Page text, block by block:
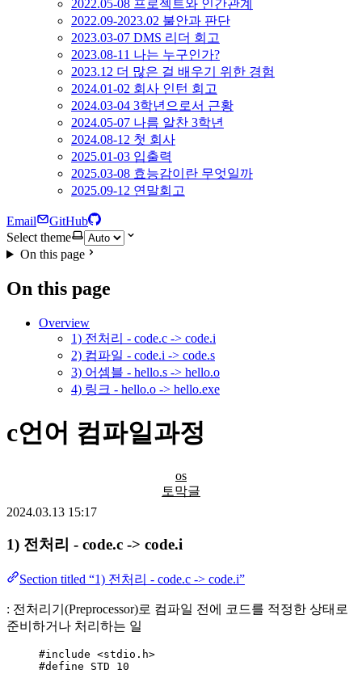
2022.05-08 프로젝트와 인간관계
2022.09-2023.02 불안과 판단
2023.03-07 DMS 리더 회고
2023.08-11 나는 누구인가?
2023.12 더 많은 걸 배우기 위한 경험
2024.01-02 회사 인턴 회고
2024.03-04 3학년으로서 근황
2024.05-07 나름 알찬 3학년
2024.08-12 첫 회사
2025.01-03 입출력
2025.03-08 효능감이란 무엇일까
2025.09-12 연말회고
Email
GitHub
Select theme
On this page
On this page
Overview
1) 전처리 - code.c -> code.i
2) 컴파일 - code.i -> code.s
3) 어셈블 - hello.s -> hello.o
4) 링크 - hello.o -> hello.exe
c언어 컴파일과정
os
토막글
2024.03.13 15:17
1) 전처리 - code.c -> code.i
Section titled “1) 전처리 - code.c -> code.i”
: 전처리기(Preprocessor)로 컴파일 전에 코드를 적정한 상태로
준비하거나 처리하는 일
#include <stdio.h>
#define
STD 10